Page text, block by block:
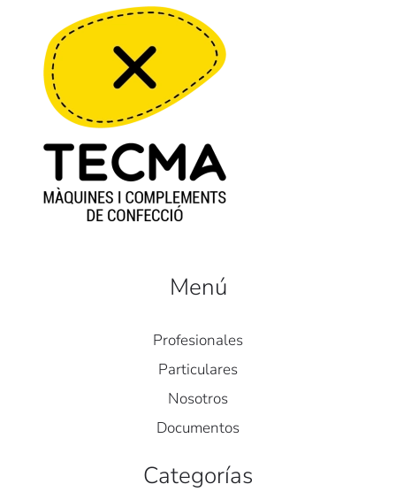
Menú
Profesionales
Particulares
Nosotros
Documentos
Categorías